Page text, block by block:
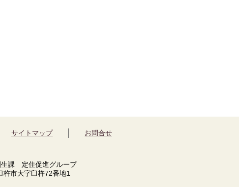
サイトマップ お問合せ
課 定住促進グループ
市大字臼杵72番地1